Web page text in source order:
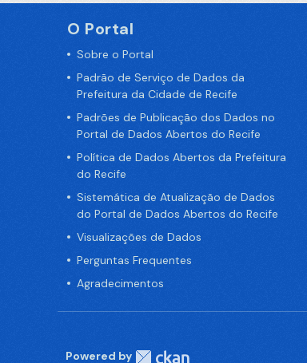
O Portal
Sobre o Portal
Padrão de Serviço de Dados da
Prefeitura da Cidade de Recife
Padrões de Publicação dos Dados no
Portal de Dados Abertos do Recife
Política de Dados Abertos da Prefeitura
do Recife
Sistemática de Atualização de Dados
do Portal de Dados Abertos do Recife
Visualizações de Dados
Perguntas Frequentes
Agradecimentos
Powered by